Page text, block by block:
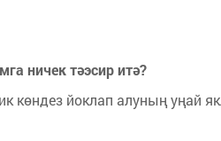
ничек тәэсир итә?
йоклап алуның уңай